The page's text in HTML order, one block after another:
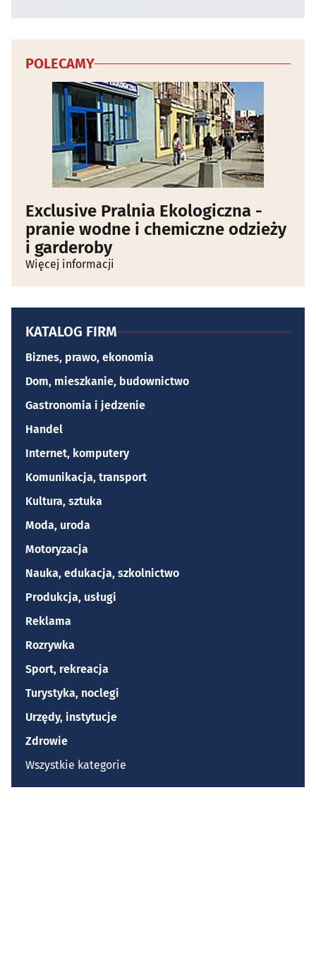
POLECAMY
Exclusive Pralnia Ekologiczna -
pranie wodne i chemiczne odzieży
i garderoby
Więcej informacji
KATALOG FIRM
Biznes, prawo, ekonomia
Dom, mieszkanie, budownictwo
Gastronomia i jedzenie
Handel
Internet, komputery
Komunikacja, transport
Kultura, sztuka
Moda, uroda
Motoryzacja
Nauka, edukacja, szkolnictwo
Produkcja, usługi
Reklama
Rozrywka
Sport, rekreacja
Turystyka, noclegi
Urzędy, instytucje
Zdrowie
Wszystkie kategorie